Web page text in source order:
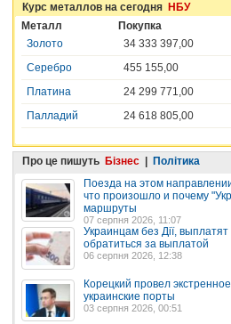
Курс металлов на сегодня НБУ
Металл
Покупка
Золото
34 333 397,00
Серебро
455 155,00
Платина
24 299 771,00
Палладий
24 618 805,00
Про це пишуть Бізнес
Політика
Поезда на этом
что произошло и почему
маршруты
07 серпня 2026, 11:07
Украинцам без Дії,
обратиться за выплатой
06 серпня 2026, 12:38
Корецкий провел
украинские порты
03 серпня 2026, 00:51